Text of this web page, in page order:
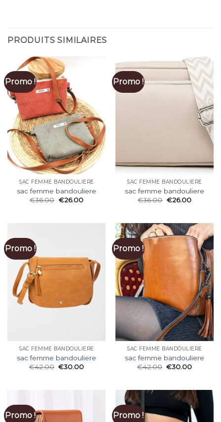
PRODUITS SIMILAIRES
Promo !
SAC FEMME BANDOULIERE
sac femme bandouliere
€36.00 €26.00
Promo !
SAC FEMME BANDOULIERE
sac femme bandouliere
€36.00 €26.00
Promo !
SAC FEMME BANDOULIERE
sac femme bandouliere
€42.00 €30.00
Promo !
SAC FEMME BANDOULIERE
sac femme bandouliere
€42.00 €30.00
Promo ! Promo !